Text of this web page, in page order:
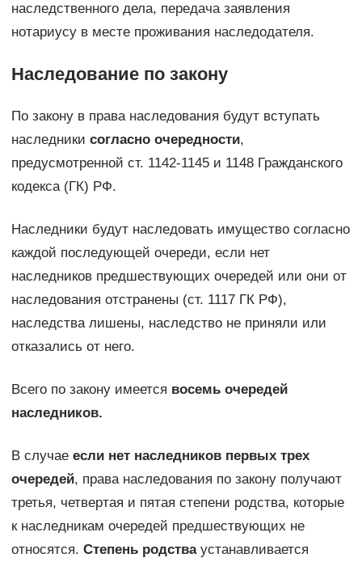
наследственного дела, передача заявления
нотариусу в месте проживания наследодателя.
Наследование по закону
По закону в права наследования будут вступать
наследники согласно очередности,
предусмотренной ст. 1142-1145 и 1148 Гражданского
кодекса (ГК) РФ.
Наследники будут наследовать имущество согласно
каждой последующей очереди, если нет
наследников предшествующих очередей или они от
наследования отстранены (ст. 1117 ГК РФ),
наследства лишены, наследство не приняли или
отказались от него.
Всего по закону имеется восемь очередей
наследников.
В случае если нет наследников первых трех
очередей, права наследования по закону получают
третья, четвертая и пятая степени родства, которые
к наследникам очередей предшествующих не
относятся. Степень родстваустанавливается